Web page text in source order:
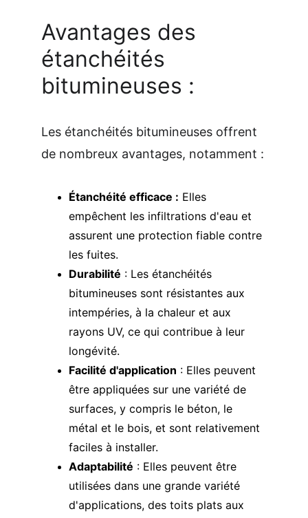
Avantages des
étanchéités
bitumineuses :
Les étanchéités bitumineuses offrent
de nombreux avantages, notamment :
Étanchéité efficace : Elles
empêchent les infiltrations d'eau et
assurent une protection fiable contre
les fuites.
Durabilité : Les étanchéités
bitumineuses sont résistantes aux
intempéries, à la chaleur et aux
rayons UV, ce qui contribue à leur
longévité.
Facilité d'application : Elles peuvent
être appliquées sur une variété de
surfaces, y compris le béton, le
métal et le bois, et sont relativement
faciles à installer.
Adaptabilité : Elles peuvent être
utilisées dans une grande variété
d'applications, des toits plats aux